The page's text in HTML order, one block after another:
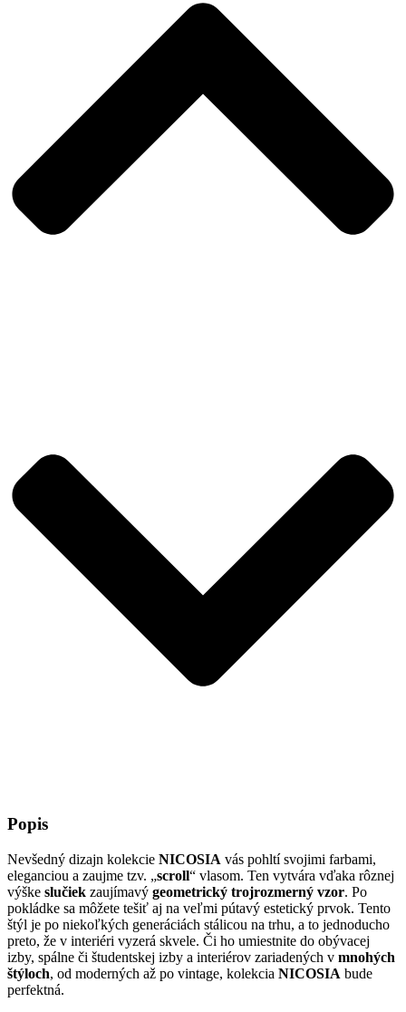
Popis
Nevšedný dizajn kolekcie NICOSIA vás pohltí svojimi farbami,
eleganciou a zaujme tzv. „scroll“ vlasom. Ten vytvára vďaka rôznej
výške slučiek zaujímavý geometrický trojrozmerný vzor. Po
pokládke sa môžete tešiť aj na veľmi pútavý estetický prvok. Tento
štýl je po niekoľkých generáciách stálicou na trhu, a to jednoducho
preto, že v interiéri vyzerá skvele. Či ho umiestnite do obývacej
izby, spálne či študentskej izby a interiérov zariadených v mnohých
štýloch, od moderných až po vintage, kolekcia NICOSIA bude
perfektná.